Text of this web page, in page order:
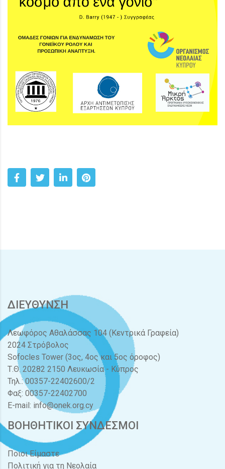
ΔΙΕΥΘΥΝΣΗ
Λεωφόρος Αθαλάσσας 104 (Κεντρικά Γραφεία)
2024 Στρόβολος
Sofocles Tower (3ος, 4ος και 5ος όροφος)
Τ.Θ. 20282 2150 Λευκωσία - Κύπρος
Τηλ.: 00357-22402600/2
Φαξ: 00357-22402700
E-mail: info@onek.org.cy
ΒΟΗΘΗΤΙΚΟΙ ΣΥΝΔΕΣΜΟΙ
Ποιοι Είμαστε
Πολιτική για τη Νεολαία